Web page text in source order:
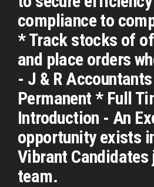
compliance to
* Track stocks of
and place orders
- J & R
Permanent * Full
Introduction - An
opportunity exists
Vibrant Candidates
team.